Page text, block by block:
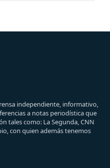
independiente, informativo,
a notas periodística que
tales como: La Segunda, CNN
con quien además tenemos